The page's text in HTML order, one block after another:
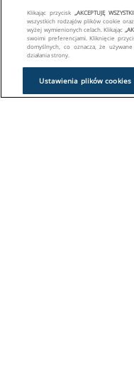
Klikając przycisk „AKCEPTUJĘ
wszystkich rodzajów plików cookie
wyżej wymienionych celach. Klikając
swoimi preferencjami. Kliknięcie
domyślnych, co oznacza, że
działania strony.
Ustawienia plików cookies